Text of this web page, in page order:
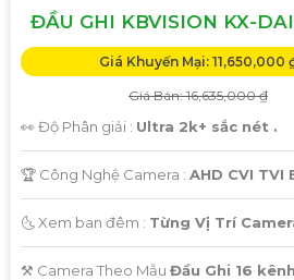
ĐẦU GHI KBVISION KX-
Giá Khuyến Mại: 11,650,000
Giá Bán: 16,635,000 ₫
👀 Độ Phân giải : Ultra 2k+ sắc nét .
🏆 Công Nghệ Camera : AHD CVI TVI
🌜 Xem ban đêm : Từng Vị Trí
⚒ Camera Theo Mẫu Đầu Ghi 16